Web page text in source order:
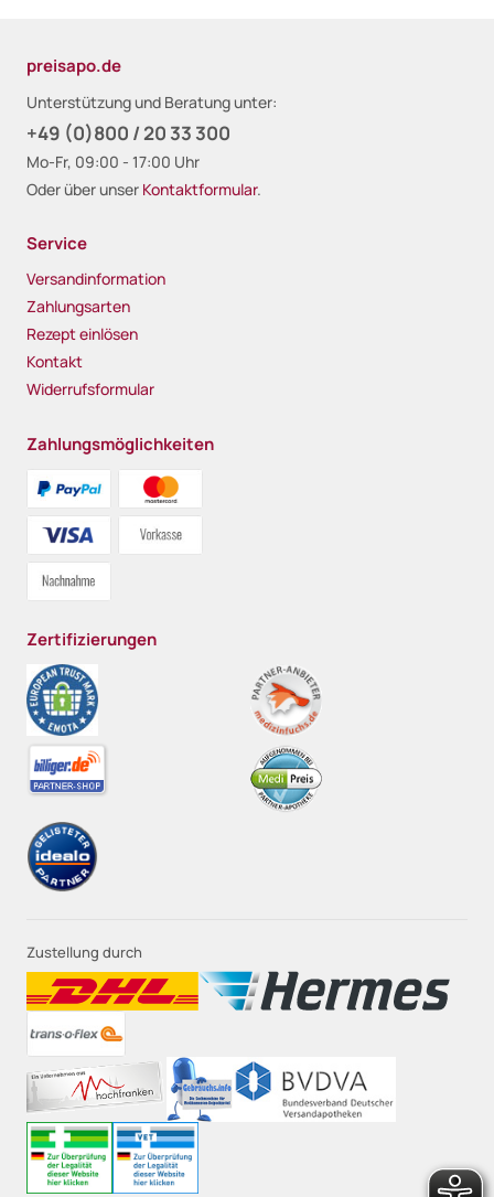
preisapo.de
Unterstützung und Beratung unter:
+49 (0)800 / 20 33 300
Mo-Fr, 09:00 - 17:00 Uhr
Oder über unser Kontaktformular.
Service
Versandinformation
Zahlungsarten
Rezept einlösen
Kontakt
Widerrufsformular
Zahlungsmöglichkeiten
Zertifizierungen
Zustellung durch